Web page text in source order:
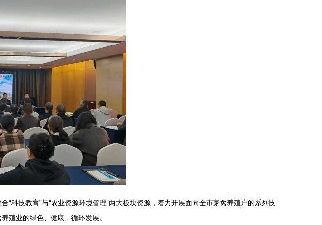
科技教育”与“农业资源环境管理”两大板块资源，着力开展面向全市家禽养殖户的系列技
殖业的绿色、健康、循环发展。